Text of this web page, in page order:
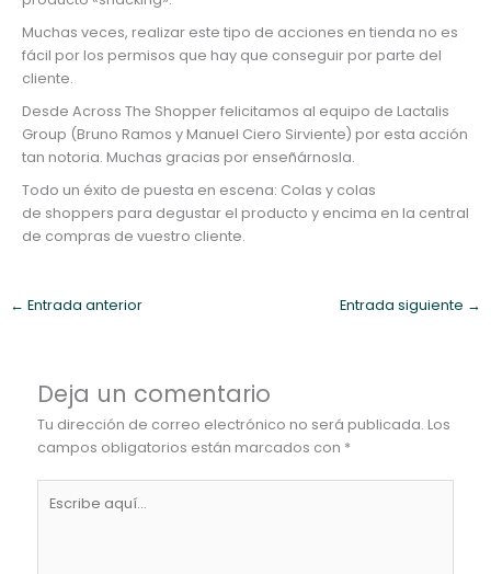
Muchas veces, realizar este tipo de acciones en tienda no es
fácil por los permisos que hay que conseguir por parte del
cliente.
Desde Across The Shopper felicitamos al equipo de Lactalis
Group (Bruno Ramos y Manuel Ciero Sirviente) por esta acción
tan notoria. Muchas gracias por enseñárnosla.
Todo un éxito de puesta en escena: Colas y colas
de shoppers para degustar el producto y encima en la central
de compras de vuestro cliente.
← Entrada anterior Entrada siguiente →
Deja un comentario
Tu dirección de correo electrónico no será publicada. Los
campos obligatorios están marcados con *
aquí...